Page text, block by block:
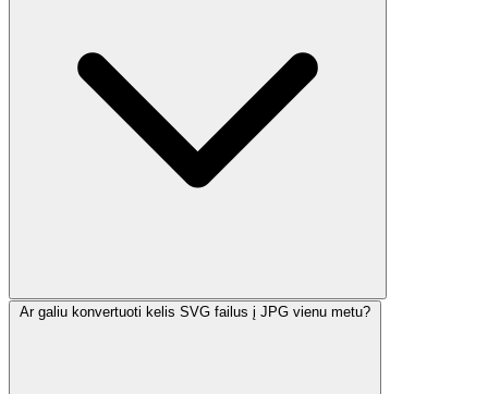
Ar galiu konvertuoti kelis SVG failus į JPG vienu metu?